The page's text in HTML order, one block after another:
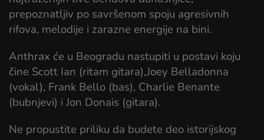
prepoznatljiv po savršenom spoju agresivnih
rifova, melodije i zarazne energije na bini.
Anthrax će u Beogradu nastupiti u postavi koju
čine Scott Ian (ritam gitara),Joey Belladonna
(vokal), Frank Bello (bas), Charlie Benante
(bubnjevi) i Jon Donais (gitara).
Ne propustite priliku da budete deo istorijskog